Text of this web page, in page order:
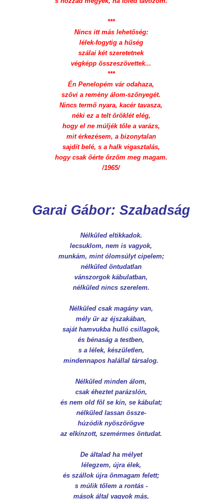
***
Nincs itt más lehetőség:
lélek-fogytig a hűség
szálai két szeretetnek
végképp összeszövettek...
***
Én Penelopém vár odahaza,
szövi a remény álom-szőnyegét.
Nincs termő nyara, kacér tavasza,
néki ez a telt öröklét elég,
hogy el ne múljék tőle a varázs,
mit érkezésem, a bizonytalan
sajdít belé, s a halk vigasztalás,
hogy csak őérte őrzőm meg magam.
/1965/
Garai Gábor: Szabadság
Nélküled eltikkadok.
lecsuklom, nem is vagyok,
munkám, mint ólomsúlyt cipelem;
nélküled öntudatlan
vánszorgok kábulatban,
nélküled nincs szerelem.
Nélküled csak magány van,
mély űr az éjszakában,
saját hamvukba hulló csillagok,
és bénaság a testben,
s a lélek, készületlen,
mindennapos halállal társalog.
Nélküled minden álom,
csak éheztet parázslón,
és nem old föl se kín, se kábulat;
nélküled lassan össze-
húzódik nyöszörögve
az elkínzott, szemérmes öntudat.
De általad ha mélyet
lélegzem, újra élek,
és szállok újra önmagam felett;
s múlik tőlem a rontás -
mások által vagyok más,